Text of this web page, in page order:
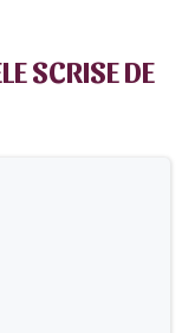
SCRISE DE